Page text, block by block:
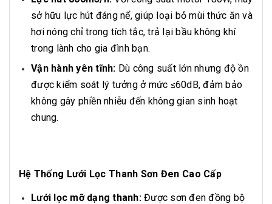
sở hữu lực hút đáng nể, giúp loại bỏ mùi thức ăn và
hơi nóng chỉ trong tích tắc, trả lại bầu không khí
trong lành cho gia đình bạn.
Vận hành yên tĩnh: Dù công suất lớn nhưng độ ồn
được kiểm soát lý tưởng ở mức ≤60dB, đảm bảo
không gây phiền nhiễu đến không gian sinh hoạt
chung.
Hệ Thống Lưới Lọc Thanh Sơn Đen Cao Cấp
Lưới lọc mỡ dạng thanh:Được sơn đen đồng bộ